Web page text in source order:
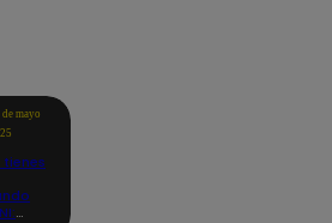
de mayo
tienes